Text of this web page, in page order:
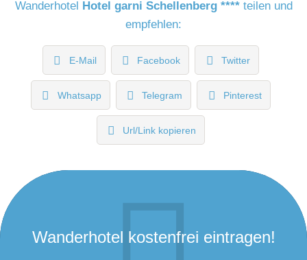
Wanderhotel Hotel garni Schellenberg ****teilen und
empfehlen:
E-Mail Facebook Twitter
Whatsapp Telegram Pinterest
Url/Link kopieren
Wanderhotel kostenfrei eintragen!